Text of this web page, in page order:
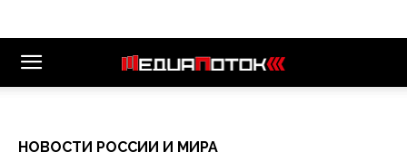
НОВОСТИ РОССИИ И МИРА